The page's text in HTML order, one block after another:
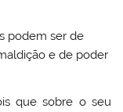
podem ser de
e de poder
que sobre o seu